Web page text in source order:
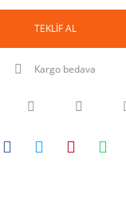
TEKLİF AL
Kargo bedava